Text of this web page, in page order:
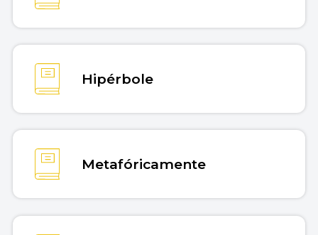
Hipérbole
Metafóricamente